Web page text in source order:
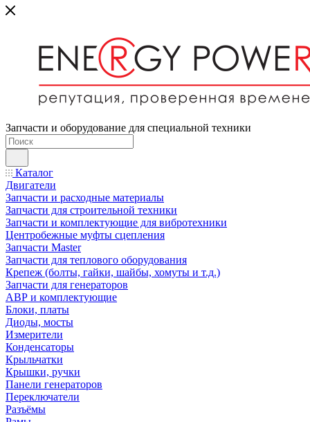
Запчасти и оборудование для специальной техники
Каталог
Двигатели
Запчасти и расходные материалы
Запчасти для строительной техники
Запчасти и комплектующие для вибротехники
Центробежные муфты сцепления
Запчасти Master
Запчасти для теплового оборудования
Крепеж (болты, гайки, шайбы, хомуты и т.д.)
Запчасти для генераторов
АВР и комплектующие
Блоки, платы
Диоды, мосты
Измерители
Конденсаторы
Крыльчатки
Крышки, ручки
Панели генераторов
Переключатели
Разъёмы